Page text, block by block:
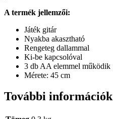
A termék jellemzői:
Játék gitár
Nyakba akasztható
Rengeteg dallammal
Ki-be kapcsolóval
3 db AA elemmel működik
Mérete: 45 cm
További információk